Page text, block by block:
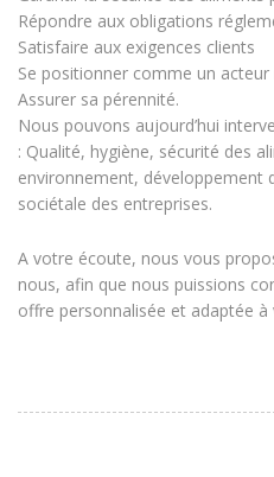
Répondre aux obligations
Satisfaire aux exigences clients
Se positionner comme un acteur
Assurer sa pérennité.
Nous pouvons aujourd’hui
: Qualité, hygiène, sécurité des
environnement, développement
sociétale des entreprises.
A votre écoute, nous vous
nous, afin que nous puissions
offre personnalisée et adaptée